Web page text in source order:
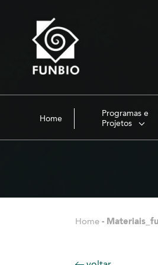
Home
Programas e
Projetos
Home -